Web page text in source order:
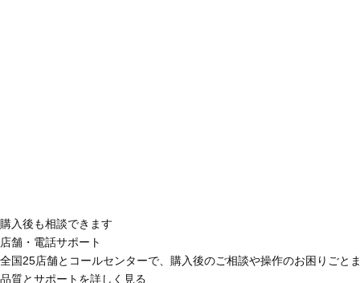
購入後も相談できます
店舗・電話サポート
全国25店舗とコールセンターで、購入後のご相談や操作のお困りごと
品質とサポートを詳しく見る